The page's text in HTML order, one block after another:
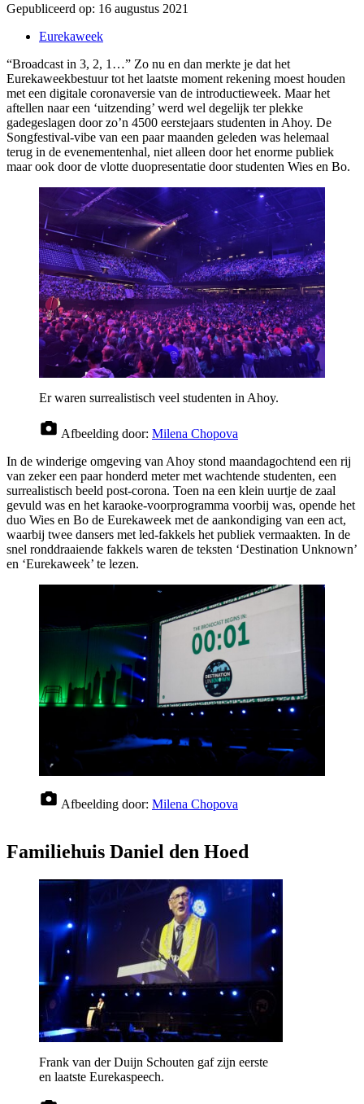
Gepubliceerd op: 16 augustus 2021
Eurekaweek
“Broadcast in 3, 2, 1…” Zo nu en dan merkte je dat het
Eurekaweekbestuur tot het laatste moment rekening moest houden
met een digitale coronaversie van de introductieweek. Maar het
aftellen naar een ‘uitzending’ werd wel degelijk ter plekke
gadegeslagen door zo’n 4500 eerstejaars studenten in Ahoy. De
Songfestival-vibe van een paar maanden geleden was helemaal
terug in de evenementenhal, niet alleen door het enorme publiek
maar ook door de vlotte duopresentatie door studenten Wies en Bo.
Er waren surrealistisch veel studenten in Ahoy.
Afbeelding door: Milena Chopova
In de winderige omgeving van Ahoy stond maandagochtend een rij
van zeker een paar honderd meter met wachtende studenten, een
surrealistisch beeld post-corona. Toen na een klein uurtje de zaal
gevuld was en het karaoke-voorprogramma voorbij was, opende het
duo Wies en Bo de Eurekaweek met de aankondiging van een act,
waarbij twee dansers met led-fakkels het publiek vermaakten. In de
snel ronddraaiende fakkels waren de teksten ‘Destination Unknown’
en ‘Eurekaweek’ te lezen.
Afbeelding door: Milena Chopova
Familiehuis Daniel den Hoed
Frank van der Duijn Schouten gaf zijn eerste
en laatste Eurekaspeech.